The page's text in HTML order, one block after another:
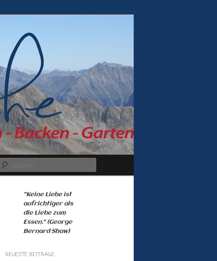
"Keine Liebe ist
aufrichtiger als
die Liebe zum
Essen." (George
Bernard Shaw)
NEUESTE BEITRÄGE